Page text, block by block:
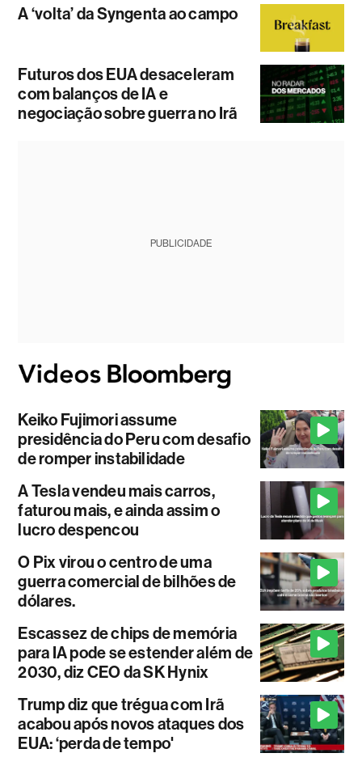
A ‘volta’ da Syngenta ao campo
Futuros dos EUA desaceleram
com balanços de IA e
negociação sobre guerra no Irã
PUBLICIDADE
Keiko Fujimori assume
presidência do Peru com desafio
de romper instabilidade
A Tesla vendeu mais carros,
faturou mais, e ainda assim o
lucro despencou
O Pix virou o centro de uma
guerra comercial de bilhões de
dólares.
Escassez de chips de memória
para IA pode se estender além de
2030, diz CEO da SK Hynix
Trump diz que trégua com Irã
acabou após novos ataques dos
EUA: ‘perda de tempo'